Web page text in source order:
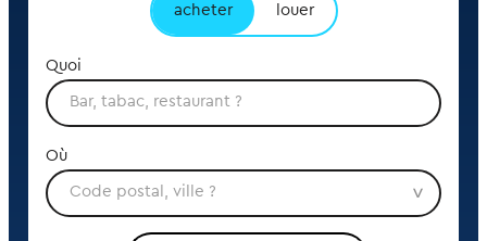
acheter louer
Quoi
Où